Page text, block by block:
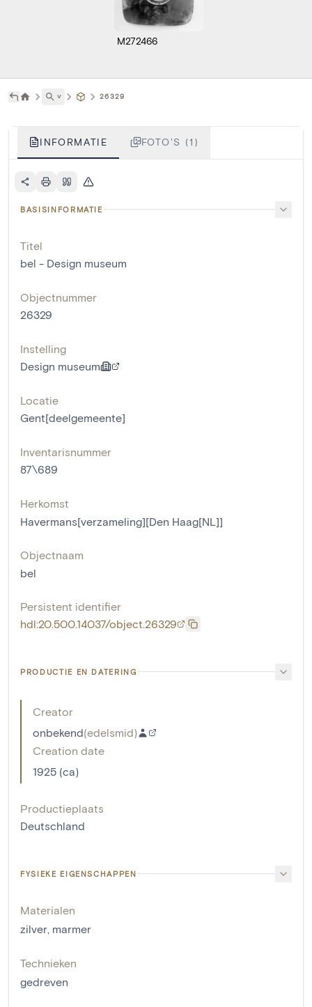
M272466
˅ 26329
INFORMATIE FOTO'S (1)
BASISINFORMATIE
Titel
bel - Design museum
Objectnummer
26329
Instelling
Design museum
Locatie
Gent[deelgemeente]
Inventarisnummer
87\689
Herkomst
Havermans[verzameling][Den Haag[NL]]
Objectnaam
bel
Persistent identifier
hdl:20.500.14037/object.26329
PRODUCTIE EN DATERING
Creator
onbekend(edelsmid)
Creation date
1925 (ca)
Productieplaats
Deutschland
FYSIEKE EIGENSCHAPPEN
Materialen
zilver marmer
Technieken
gedreven